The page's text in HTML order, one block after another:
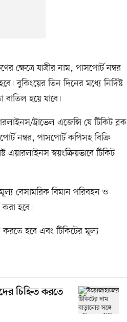
ক্ষেত্রে যাত্রীর নাম, পাসপোর্ট নম্বর
বুকিংয়ের তিন দিনের মধ্যে নির্দিষ্ট
বাতিল হয়ে যাবে।
ট্রাভেল এজেন্সি যে টিকিট ব্লক
নম্বর, পাসপোর্ট কপিসহ বিক্রি
এয়ারলাইনস স্বয়ংক্রিয়ভাবে টিকিট
মূল্য বেসামরিক বিমান পরিবহন ও
হবে।
করতে হবে এবং টিকিটের মূল্য
চিহ্নিত করতে